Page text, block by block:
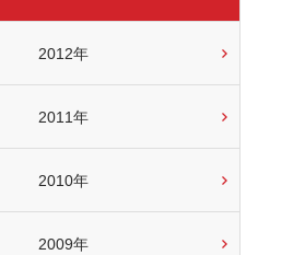
2012年
2011年
2010年
2009年